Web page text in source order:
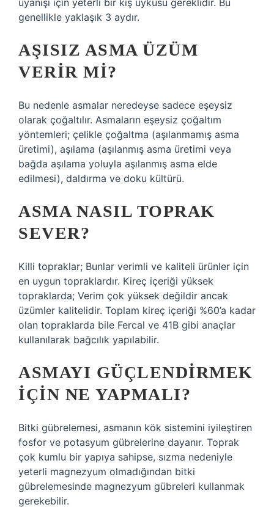
uyanışı için yeterli bir kış uykusu gereklidir. Bu
genellikle yaklaşık 3 aydır.
AŞISIZ ASMA ÜZÜM
VERIR MI?
Bu nedenle asmalar neredeyse sadece eşeysiz
olarak çoğaltılır. Asmaların eşeysiz çoğaltım
yöntemleri; çelikle çoğaltma (aşılanmamış asma
üretimi), aşılama (aşılanmış asma üretimi veya
bağda aşılama yoluyla aşılanmış asma elde
edilmesi), daldırma ve doku kültürü.
ASMA NASIL TOPRAK
SEVER?
Killi topraklar; Bunlar verimli ve kaliteli ürünler için
en uygun topraklardır. Kireç içeriği yüksek
topraklarda; Verim çok yüksek değildir ancak
üzümler kalitelidir. Toplam kireç içeriği %60’a kadar
olan topraklarda bile Fercal ve 41B gibi anaçlar
kullanılarak bağcılık yapılabilir.
ASMAYI GÜÇLENDIRMEK
IÇIN NE YAPMALI?
Bitki gübrelemesi, asmanın kök sistemini iyileştiren
fosfor ve potasyum gübrelerine dayanır. Toprak
çok kumlu bir yapıya sahipse, sızma nedeniyle
yeterli magnezyum olmadığından bitki
gübrelemesinde magnezyum gübreleri kullanmak
gerekebilir.